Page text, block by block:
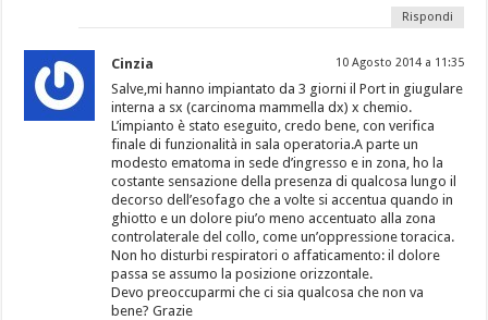
Rispondi
Cinzia 10 Agosto 2014 a 11:35
Salve,mi hanno impiantato da 3 giorni il Port in giugulare
interna a sx (carcinoma mammella dx) x chemio.
L’impianto è stato eseguito, credo bene, con verifica
finale di funzionalità in sala operatoria.A parte un
modesto ematoma in sede d’ingresso e in zona, ho la
costante sensazione della presenza di qualcosa lungo il
decorso dell’esofago che a volte si accentua quando in
ghiotto e un dolore piu’o meno accentuato alla zona
controlaterale del collo, come un’oppressione toracica.
Non ho disturbi respiratori o affaticamento: il dolore
passa se assumo la posizione orizzontale.
Devo preoccuparmi che ci sia qualcosa che non va
bene? Grazie